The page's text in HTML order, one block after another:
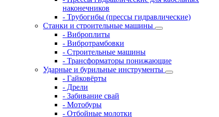
наконечников
- Трубогибы (прессы гидравлические)
Станки и строительные машины
- Виброплиты
- Вибротрамбовки
- Строительные машины
- Трансформаторы понижающие
Ударные и бурильные инструменты
- Гайковёрты
- Дрели
- Забивание свай
- Мотобуры
- Отбойные молотки